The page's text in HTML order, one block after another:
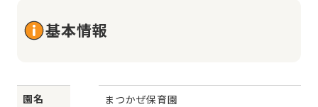
基本情報
園名
まつかぜ保育園